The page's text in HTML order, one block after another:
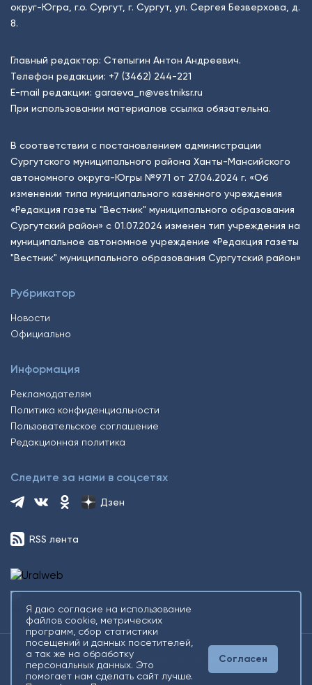
округ-Югра, г.о. Сургут, г. Сургут, ул. Сергея Безверхова, д.
8.
Главный редактор: Степыгин Антон Андреевич.
Телефон редакции: +7 (3462) 244-221
E-mail редакции: garaeva_n@vestniksr.ru
При использовании материалов ссылка обязательна.
В соответствии с постановлением администрации
Сургутского муниципального района Ханты-Мансийского
автономного округа-Югры №971 от 27.04.2024 г. «Об
изменении типа муниципального казённого учреждения
«Редакция газеты "Вестник" муниципального образования
Сургутский район» с 01.07.2024 изменен тип учреждения на
муниципальное автономное учреждение «Редакция газеты
"Вестник" муниципального образования Сургутский район»
Рубрикатор
Новости
Официально
Информация
Рекламодателям
Политика конфиденциальности
Пользовательское соглашение
Редакционная политика
Следите за нами в соцсетях
Дзен
RSS лента
2026 © Все права защищены. Сетевое издание Информационное
агентство «Югорский снегирь» +16
Я даю согласие на использование
файлов cookie, метрических
программ, сбор статистики
посещений и данных посетителей,
а так же на обработку
персональных данных. Это
помогает нам сделать сайт лучше.
Согласен